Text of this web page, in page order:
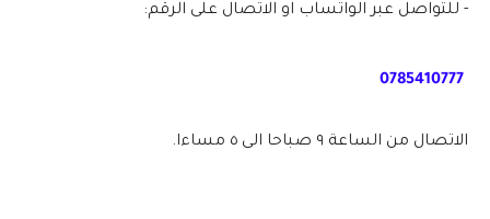
- للتواصل عبر الواتساب او الاتصال على الرقم:
الاتصال من الساعة ٩ صباحا الى ٥ مساءا.